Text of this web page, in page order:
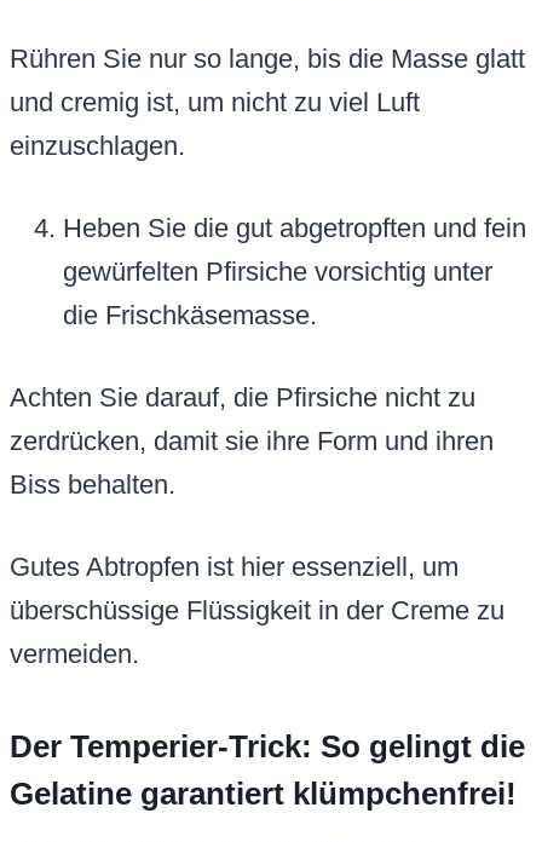
Rühren Sie nur so lange, bis die Masse glatt
und cremig ist, um nicht zu viel Luft
einzuschlagen.
Heben Sie die gut abgetropften und fein
gewürfelten Pfirsiche vorsichtig unter
die Frischkäsemasse.
Achten Sie darauf, die Pfirsiche nicht zu
zerdrücken, damit sie ihre Form und ihren
Biss behalten.
Gutes Abtropfen ist hier essenziell, um
überschüssige Flüssigkeit in der Creme zu
vermeiden.
Der Temperier-Trick: So gelingt die
Gelatine garantiert klümpchenfrei!